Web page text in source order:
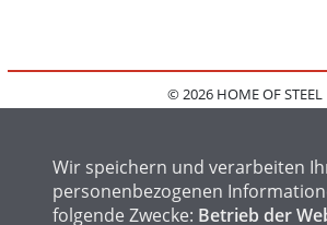
© 2026 HOME OF STEEL
FAQ
Wir speichern und verarbeiten
personenbezogenen
folgende Zwecke: Betrieb der